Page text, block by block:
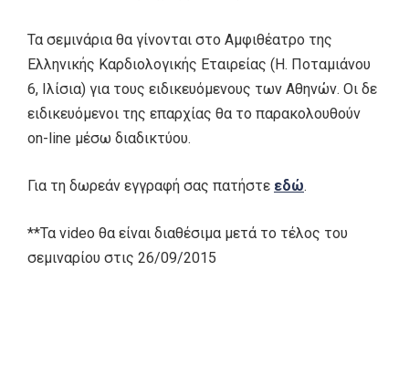
​Τα σεμινάρια θα γίνονται στο Αμφιθέατρο της
Ελληνικής Καρδιολογικής Εταιρείας (Η. Ποταμιάνου
6, Ιλίσια) για τους ειδικευόμενους των Αθηνών. Οι δε
ειδικευόμενοι της επαρχίας θα το παρακολουθούν
on-line μέσω διαδικτύου.
Για τη δωρεάν εγγραφή σας πατήστε εδώ.
**Τα video θα είναι διαθέσιμα μετά το τέλος του
σεμιναρίου στις 26/09/2015